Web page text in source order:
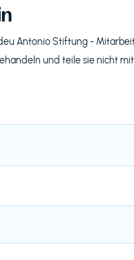
Antonio Stiftung-
und teile sie nicht mit